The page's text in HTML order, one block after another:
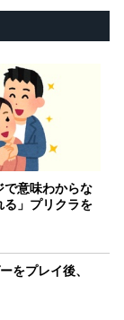
で意味わからな
る」プリクラを
をプレイ後、